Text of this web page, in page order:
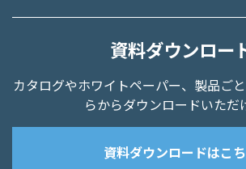
資料ダウンロー
カタログやホワイトペーパー、 製品ご
らからダウンロードいただ
資料ダウンロードはこ